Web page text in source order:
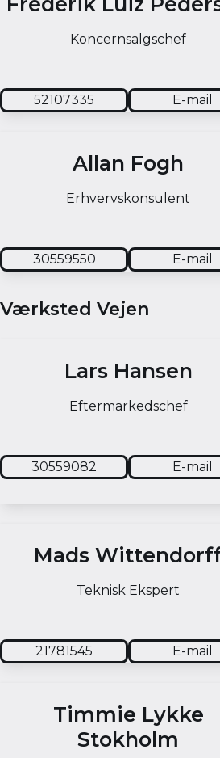
Koncernsalgschef
52107335 E-mail
Allan Fogh
Erhvervskonsulent
30559550 E-mail
Værksted Vejen
Lars Hansen
Eftermarkedschef
30559082 E-mail
Mads
Teknisk Ekspert
21781545 E-mail
Timmie Lykke
Stokholm